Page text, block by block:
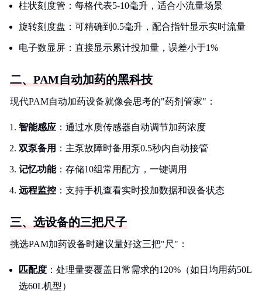
柱状刻度管：每格代表5-10毫升，适合小流量场景
旋转刻度盘：可精确到0.5毫升，配合指针显示实时流量
电子数显屏：直接显示累计投加量，误差小于1%
二、PAM自动加药的黑科技
现代PAM自动加药设备就像会思考的"药剂管家"：
智能感应 ：通过水质传感器自动调节加药浓度
双泵备用 ：主泵故障时备用泵0.5秒内自动接管
记忆功能：存储10组常用配方，一键调用
远程监控 ：支持手机查看实时投加数据和设备状态
三、选设备的三把尺子
挑选PAM加药设备时建议量好这三把"尺"：
匹配度 ：处理量要覆盖日常需求的120%（如日均用药50L
选60L机型）